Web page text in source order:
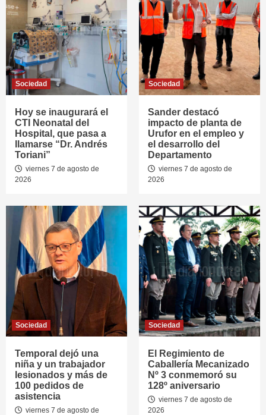
Sociedad
Hoy se inaugurará el
CTI Neonatal del
Hospital, que pasa a
llamarse “Dr. Andrés
Toriani”
viernes 7 de agosto de
2026
Sociedad
Sander destacó
impacto de planta de
Urufor en el empleo y
el desarrollo del
Departamento
viernes 7 de agosto de
2026
Sociedad
Temporal dejó una
niña y un trabajador
lesionados y más de
100 pedidos de
asistencia
viernes 7 de agosto de
Sociedad
El Regimiento de
Caballería Mecanizado
Nº 3 conmemoró su
128º aniversario
viernes 7 de agosto de
2026